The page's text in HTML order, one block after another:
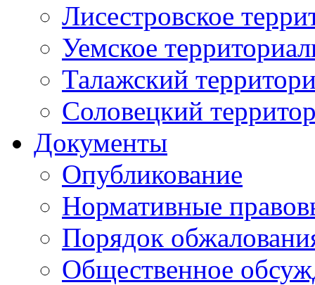
Лисестровское
Уемское
Талажский
Соловецкий
Документы
Опубликование
Нормативные
Порядок
Общественное